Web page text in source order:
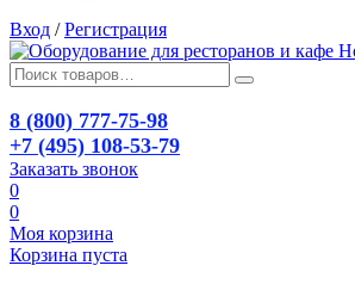
Вход / Регистрация
8 (800) 777-75-98
+7 (495) 108-53-79
Заказать звонок
0
0
Моя корзина
Корзина пуста